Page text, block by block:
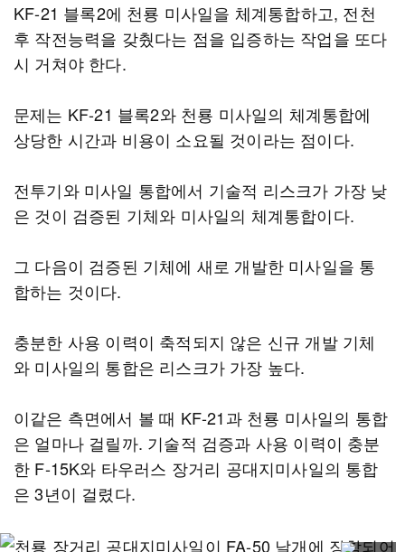
KF-21 블록2에 천룡 미사일을 체계통합하고, 전천
후 작전능력을 갖췄다는 점을 입증하는 작업을 또다
시 거쳐야 한다.
문제는 KF-21 블록2와 천룡 미사일의 체계통합에
상당한 시간과 비용이 소요될 것이라는 점이다.
전투기와 미사일 통합에서 기술적 리스크가 가장 낮
은 것이 검증된 기체와 미사일의 체계통합이다.
그 다음이 검증된 기체에 새로 개발한 미사일을 통
합하는 것이다.
충분한 사용 이력이 축적되지 않은 신규 개발 기체
와 미사일의 통합은 리스크가 가장 높다.
이같은 측면에서 볼 때 KF-21과 천룡 미사일의 통합
은 얼마나 걸릴까. 기술적 검증과 사용 이력이 충분
한 F-15K와 타우러스 장거리 공대지미사일의 통합
은 3년이 걸렸다.